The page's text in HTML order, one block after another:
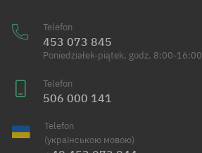
Telefon
453 073 845
Poniedziałek-piątek, godz. 8:00-16:00
Telefon
506 000 141
Telefon
(українською мовою)